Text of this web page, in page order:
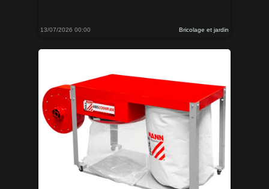
13/07/2026 00:00 Bricolage et jardin